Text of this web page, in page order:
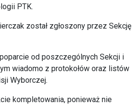
PTK.
został zgłoszony przez Sekcję
od poszczególnych Sekcji i
wiadomo z protokołów oraz listów
Wyborczej.
kompletowania, ponieważ nie